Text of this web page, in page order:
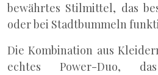
bewährtes Stilmittel, das
oder bei Stadtbummeln
Die Kombination aus
echtes Power-Duo,